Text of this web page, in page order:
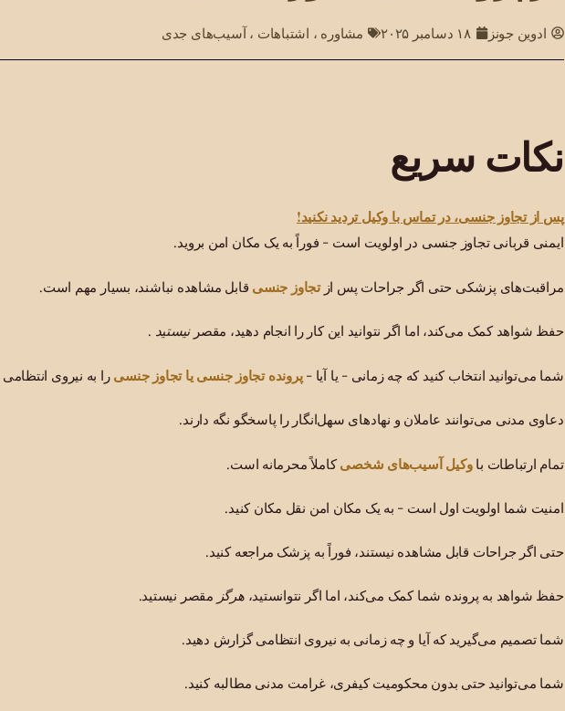
ادوین جونز ۱۸ دسامبر ۲۰۲۵ مشاوره ، اشتباهات ،آسیب‌های جدی
نکات سریع
پس از تجاوز جنسی، در تماس با وکیل تردید نکنید!
ایمنی قربانی تجاوز جنسی در اولویت است - فوراً به یک مکان امن بروید.
مراقبت‌های پزشکی حتی اگر جراحات پس ازتجاوز جنسی قابل مشاهده نباشند، بسیار مهم است.
حفظ شواهد کمک می‌کند، اما اگر نتوانید این کار را انجام دهید، مقصرنیستید .
شما می‌توانید انتخاب کنید که چه زمانی - یا آیا -پرونده تجاوز جنسی یا تجاوز جنسی را به نیروی
دعاوی مدنی می‌توانند عاملان و نهادهای سهل‌انگار را پاسخگو نگه دارند.
تمام ارتباطات باوکیل آسیب‌های شخصیکاملاً محرمانه است.
امنیت شما اولویت اول است - به یک مکان امن نقل مکان کنید.
حتی اگر جراحات قابل مشاهده نیستند، فوراً به پزشک مراجعه کنید.
حفظ شواهد به پرونده شما کمک می‌کند، اما اگر نتوانستید،هرگز مقصر نیستید.
شما تصمیم می‌گیرید که آیا و چه زمانی به نیروی انتظامی گزارش دهید.
شما می‌توانید حتی بدون محکومیت کیفری، غرامت مدنی مطالبه کنید.